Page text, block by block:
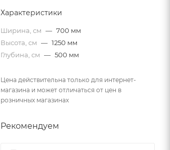
Характеристики
Ширина, см — 700 мм
Высота, см — 1250 мм
Глубина, см — 500 мм
Цена действительна только для интернет-
магазина и может отличаться от цен в
розничных магазинах
Рекомендуем